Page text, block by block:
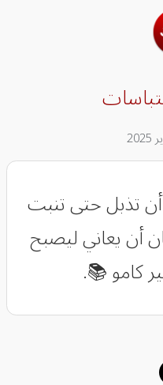
تذبل حتى تنبت
أن يعاني ليصبح
كامو 📚.